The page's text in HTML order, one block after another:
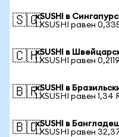
🇸🇬xSUSHI в
1 XSUSHI равен
🇨🇭xSUSHI в
1 XSUSHI равен
🇧🇷xSUSHI в
1 XSUSHI равен 1,34
🇧🇩xSUSHI в
1 XSUSHI равен